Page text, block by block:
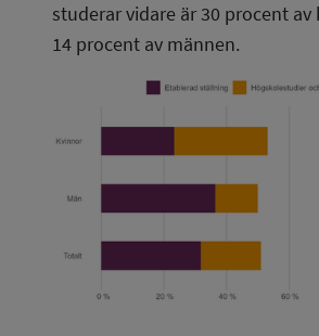
studerar vidare är 30 procent
14 procent av männen.